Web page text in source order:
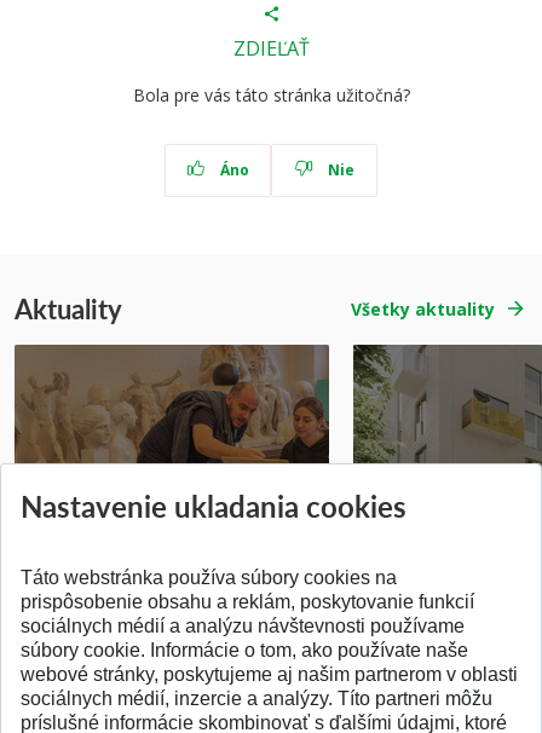
ZDIEĽAŤ
Bola pre vás táto stránka užitočná?
Áno Nie
Aktuality Všetky aktuality
Pridané 14.07.2026 Pridané 03.07.2026
SPÄŤ NA VRCH
Nastavenie ukladania cookies
Táto webstránka používa súbory cookies na
prispôsobenie obsahu a reklám, poskytovanie funkcií
sociálnych médií a analýzu návštevnosti používame
súbory cookie. Informácie o tom, ako používate naše
webové stránky, poskytujeme aj našim partnerom v oblasti
sociálnych médií, inzercie a analýzy. Títo partneri môžu
príslušné informácie skombinovať s ďalšími údajmi, ktoré